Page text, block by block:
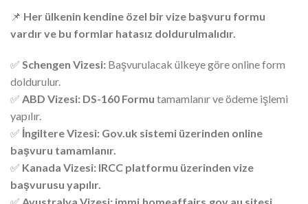
📌 Her ülkenin kendine özel bir vize başvuru formu
vardır ve bu formlar hatasız doldurulmalıdır.
✅ Schengen Vizesi: Başvurulacak ülkeye göre online form
doldurulur.
✅ ABD Vizesi: DS-160 Formu tamamlanır ve ödeme işlemi
yapılır.
✅ İngiltere Vizesi: Gov.uk sistemi üzerinden online
başvuru tamamlanır.
✅ Kanada Vizesi: IRCC platformu üzerinden vize
başvurusu yapılır.